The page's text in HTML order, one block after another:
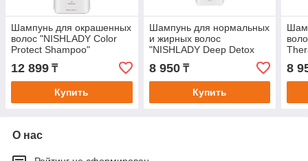
Шампунь для окрашенных
волос "NISHLADY Color
Protect Shampoo"
12 899 ₸
Купить
Шампунь для нормальных
и жирных волос
"NISHLADY Deep Detox
Shampoo".
8 950₸
Купить
8
О нас